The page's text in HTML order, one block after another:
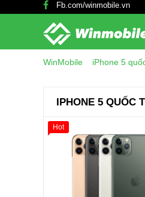
Fb.com/winmobile.vn821
WinMobile iPhone 5
IPHONE 5 QUỐC
Giảm 100.000đ
Thân Thiết
Hot